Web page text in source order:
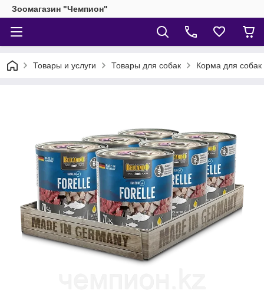
Зоомагазин "Чемпион"
Товары и услуги Товары для собак Корма для собак